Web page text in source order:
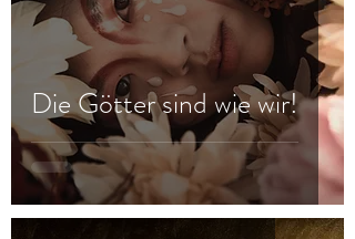
Die Götter sind wie wir!